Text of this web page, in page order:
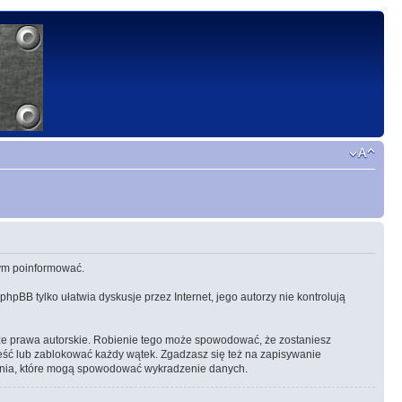
poinformować.
tylko ułatwia dyskusje przez Internet, jego autorzy nie kontrolują
prawa autorskie. Robienie tego może spowodować, że zostaniesz
lub zablokować każdy wątek. Zgadzasz się też na zapisywanie
które mogą spowodować wykradzenie danych.